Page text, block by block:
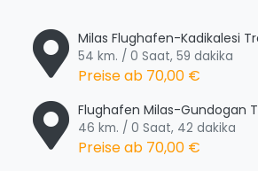
Milas Flughafen-Kadikalesi
54 km. / 0 Saat, 59 dakika
Preise ab 70,00 €
Flughafen Milas-Gundogan
46 km. / 0 Saat, 42 dakika
Preise ab 70,00 €